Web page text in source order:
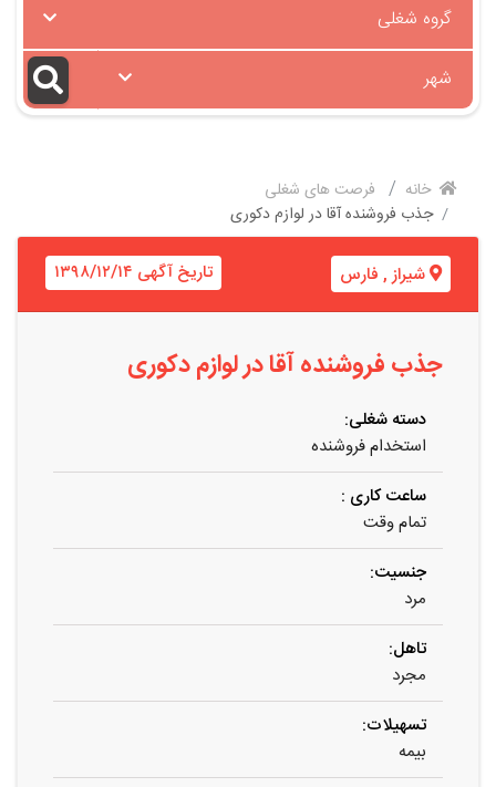
گروه شغلی
شهر
خانه
فرصت های شغلی
جذب فروشنده آقا در لوازم دکوری
شیراز, فارس تاریخ آگهی ۱۳۹۸/۱۲/۱۴
جذب فروشنده آقا در لوازم دکوری
دسته شغلی:
استخدام فروشنده
ساعت کاری :
تمام وقت
جنسیت:
مرد
تاهل:
مجرد
تسهیلات:
بیمه